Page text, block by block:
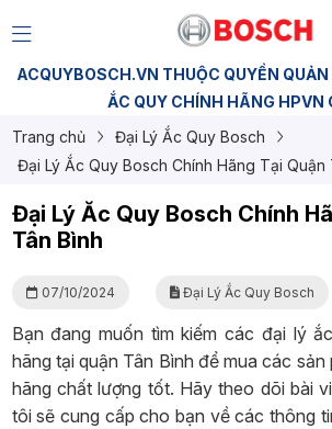
ACQUYBOSCH.VN THUỘC QUYỀN
ẮC QUY CHÍNH HÃNG HPVN
Trang chủ
Đại Lý Ắc Quy Bosch
Đại Lý Ắc Quy Bosch Chính Hãng Tại Quận
Đại Lý Ắc Quy Bosch Chính
Tân Bình
07/10/2024 Đại Lý Ắc Quy Bosch
Bạn đang muốn tìm kiếm các đại lý
hãng tại quận Tân Bình để mua các
hãng chất lượng tốt. Hãy theo dõi bài
tôi sẽ cung cấp cho bạn về các thông